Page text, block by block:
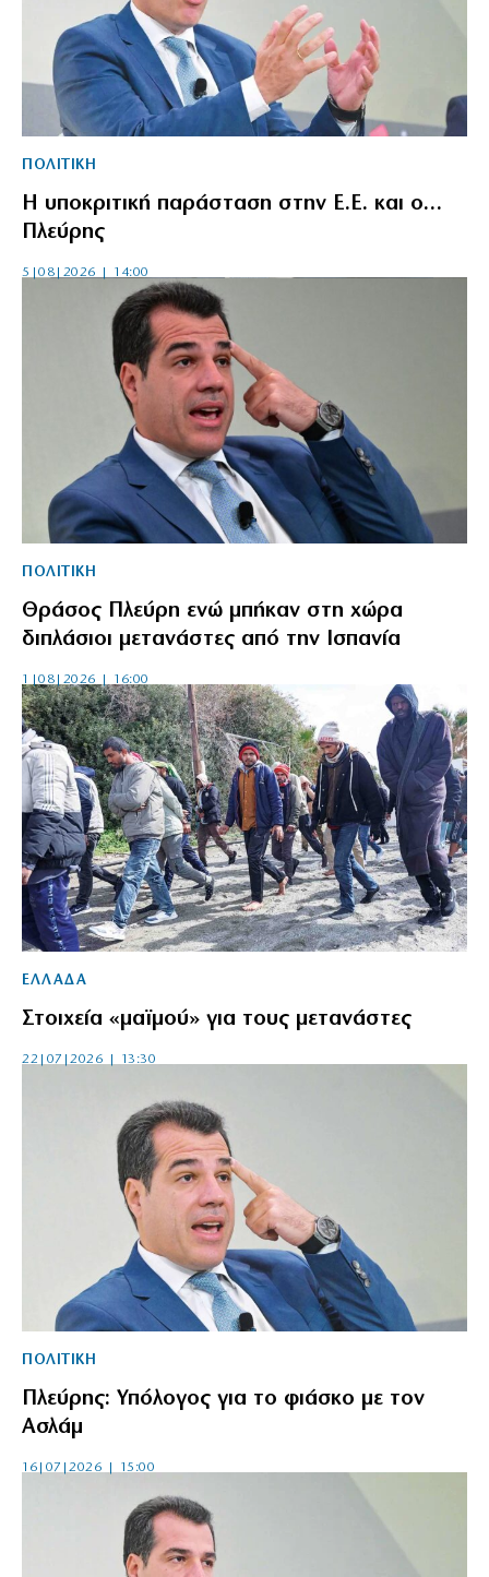
ΠΟΛΙΤΙΚΗ
Η υποκριτική παράσταση στην Ε.Ε. και ο…
Πλεύρης
5|08|2026 | 14:00
ΠΟΛΙΤΙΚΗ
Θράσος Πλεύρη ενώ μπήκαν στη χώρα
διπλάσιοι μετανάστες από την Ισπανία
1|08|2026 | 16:00
ΕΛΛΑΔΑ
Στοιχεία «μαϊμού» για τους μετανάστες
22|07|2026 | 13:30
ΠΟΛΙΤΙΚΗ
Πλεύρης: Υπόλογος για το φιάσκο με τον
Ασλάμ
16|07|2026 | 15:00